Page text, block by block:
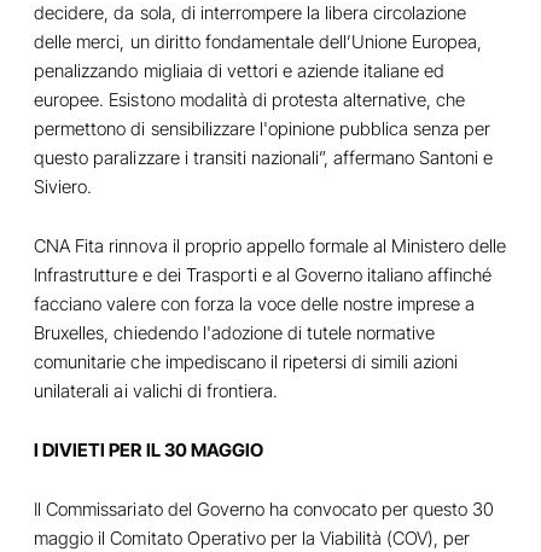
decidere, da sola, di interrompere la libera circolazione
delle merci, un diritto fondamentale dell’Unione Europea,
penalizzando migliaia di vettori e aziende italiane ed
europee. Esistono modalità di protesta alternative, che
permettono di sensibilizzare l'opinione pubblica senza per
questo paralizzare i transiti nazionali”, affermano Santoni e
Siviero.
CNA Fita rinnova il proprio appello formale al Ministero delle
Infrastrutture e dei Trasporti e al Governo italiano affinché
facciano valere con forza la voce delle nostre imprese a
Bruxelles, chiedendo l'adozione di tutele normative
comunitarie che impediscano il ripetersi di simili azioni
unilaterali ai valichi di frontiera.
I DIVIETI PER IL 30 MAGGIO
Il Commissariato del Governo ha convocato per questo 30
maggio il Comitato Operativo per la Viabilità (COV), per